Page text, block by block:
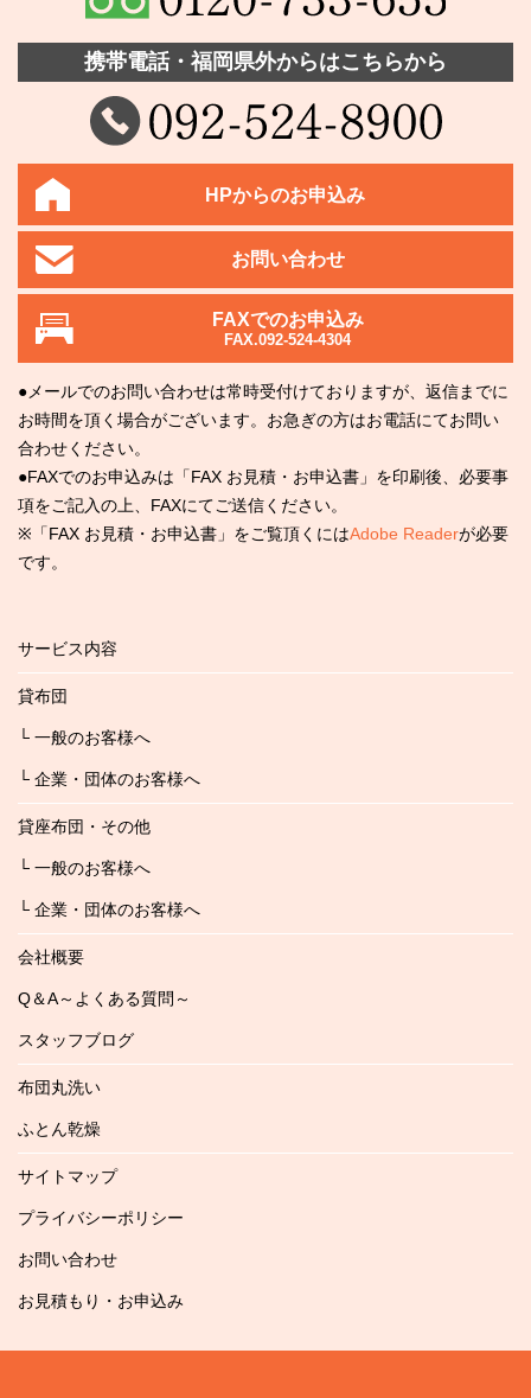
携帯電話・福岡県外からはこちらから
HPからのお申込み
お問い合わせ
FAXでのお申込み
FAX.092-524-4304
●メールでのお問い合わせは常時受付けておりますが、返信までに
お時間を頂く場合がございます。お急ぎの方はお電話にてお問い
合わせください。
●FAXでのお申込みは「FAX お見積・お申込書」を印刷後、必要事
項をご記入の上、FAXにてご送信ください。
※「FAX お見積・お申込書」をご覧頂くにはAdobe Readerが必要
です。
サービス内容
貸布団
└ 一般のお客様へ
└ 企業・団体のお客様へ
貸座布団・その他
└ 一般のお客様へ
└ 企業・団体のお客様へ
会社概要
Q＆A～よくある質問～
スタッフブログ
布団丸洗い
ふとん乾燥
サイトマップ
プライバシーポリシー
お問い合わせ
お見積もり・お申込み